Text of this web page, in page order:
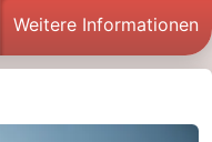
Weitere Informationen